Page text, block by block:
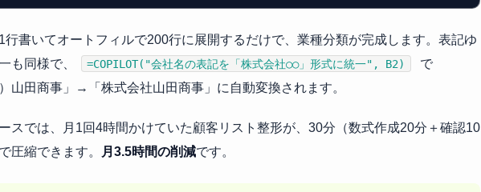
行書いてオートフィルで200行に展開するだけで、業種分類が完成します。表記ゆ
も同様で、
=COPILOT("会社名の表記を「株式会社○○」形式に統一", B2)
で
）山田商事」→「株式会社山田商事」に自動変換されます。
スでは、月1回4時間かけていた顧客リスト整形が、30分（数式作成20分＋確認10
圧縮できます。
月3.5時間の削減です。